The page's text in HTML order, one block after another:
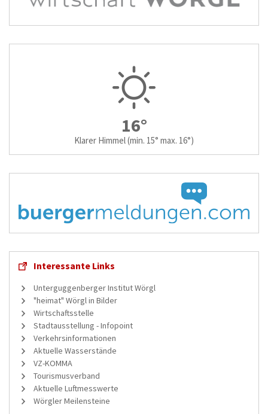
16°
Klarer Himmel(min. 15° max. 16°)
Interessante Links
Unterguggenberger Institut Wörgl
"heimat" Wörgl in Bilder
Wirtschaftsstelle
Stadtausstellung - Infopoint
Verkehrsinformationen
Aktuelle Wasserstände
VZ-KOMMA
Tourismusverband
Aktuelle Luftmesswerte
Wörgler Meilensteine